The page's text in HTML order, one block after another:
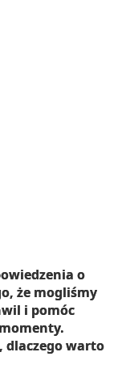
o
że mogliśmy
i pomóc
dlaczego warto